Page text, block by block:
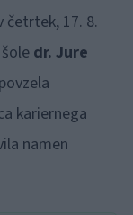
četrtek, 17. 8.
dr. Jure
kariernega
namen